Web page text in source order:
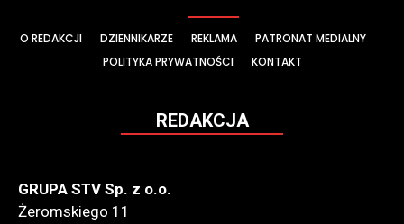
O REDAKCJI DZIENNIKARZE REKLAMA
PATRONAT MEDIALNY
POLITYKA PRYWATNOŚCI
KONTAKT
REDAKCJA
GRUPA STV Sp. z o.o.
Żeromskiego 11